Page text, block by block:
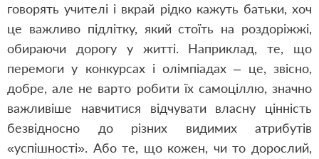
говорять учителі і вкрай рідко кажуть батьки, хоч
це важливо підлітку, який стоїть на роздоріжжі,
обираючи дорогу у житті. Наприклад, те, що
перемоги у конкурсах і олімпіадах – це, звісно,
добре, але не варто робити їх самоціллю, значно
важливіше навчитися відчувати власну цінність
безвідносно до різних видимих атрибутів
«успішності». Або те, що кожен, чи то дорослий,